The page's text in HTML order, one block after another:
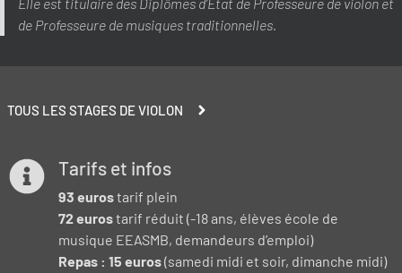
de Professeure de musiques traditionnelles.
TOUS LES STAGES DE VIOLON
Tarifs et infos
93 eurostarif plein
72 eurostarif réduit (-18 ans, élèves école de
musique EEASMB, demandeurs d’emploi)
Repas : 15 euros(samedi midi et soir, dimanche midi)